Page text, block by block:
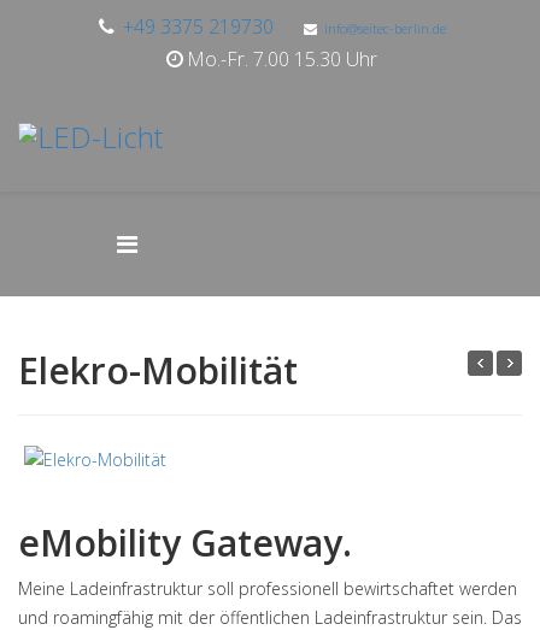
+49 3375 219730 info@seitec-berlin.de
Mo.-Fr. 7.00 15.30 Uhr
Elekro-Mobilität
eMobility Gateway.
Meine Ladeinfrastruktur soll professionell bewirtschaftet werden
und roamingfähig mit der öffentlichen Ladeinfrastruktur sein. Das